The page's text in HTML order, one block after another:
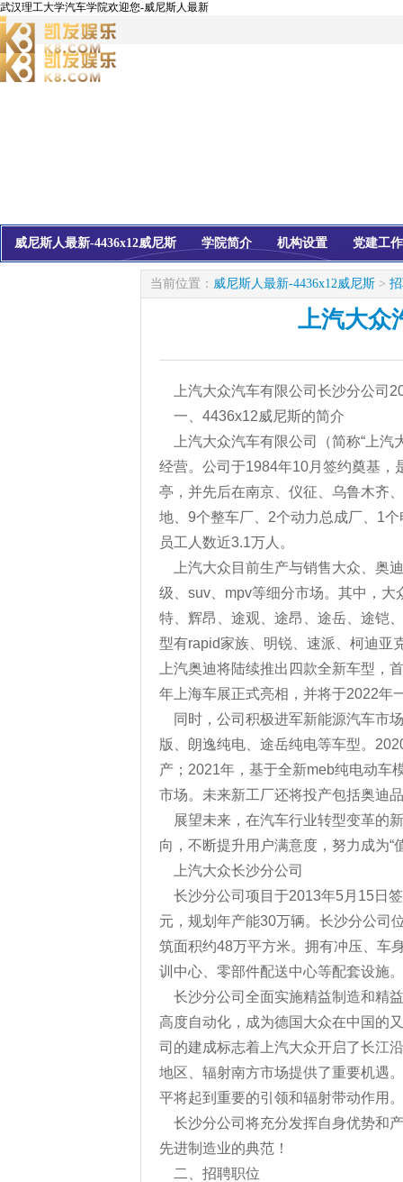
武汉理工大学汽车学院欢迎您-威尼斯人最新
威尼斯人最新-4436x12威尼斯 学院简介 机构设置 党建工作
当前位置： 威尼斯人最新-4436x12威尼斯 >
上汽大众
上汽大众汽车有限公司长沙分公司
一、4436x12威尼斯的简介
上汽大众汽车有限公司（简称“上
经营。公司于1984年10月签约奠基，
亭，并先后在南京、仪征、乌鲁木齐
地、9个整车厂、2个动力总成厂、1
员工人数近3.1万人。
上汽大众目前生产与销售大众、奥
级、suv、mpv等细分市场。其中，
特、辉昂、途观、途昂、途岳、途铠
型有rapid家族、明锐、速派、柯迪亚
上汽奥迪将陆续推出四款全新车型，
年上海车展正式亮相，并将于2022年
同时，公司积极进军新能源汽车市
版、朗逸纯电、途岳纯电等车型。
产；2021年，基于全新meb纯电动车
市场。未来新工厂还将投产包括奥迪
展望未来，在汽车行业转型变革的
向，不断提升用户满意度，努力成为
上汽大众长沙分公司
长沙分公司项目于2013年5月15日
元，规划年产能30万辆。长沙分公司
筑面积约48万平方米。拥有冲压、车
训中心、零部件配送中心等配套设施。
长沙分公司全面实施精益制造和精
高度自动化，成为德国大众在中国的
司的建成标志着上汽大众开启了长江
地区、辐射南方市场提供了重要机遇
平将起到重要的引领和辐射带动作用。
长沙分公司将充分发挥自身优势和
先进制造业的典范！
二、招聘职位